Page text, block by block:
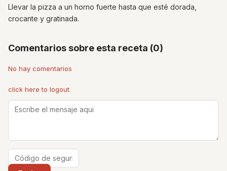
Llevar la pizza a un horno fuerte hasta que esté dorada,
crocante y gratinada.
Comentarios sobre esta receta (0)
No hay comentarios
click here to logout